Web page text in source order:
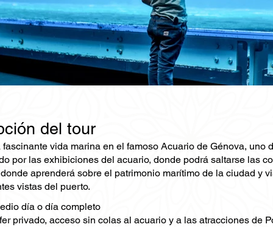
del tour
vida marina en el famoso Acuario de Génova,
por las exhibiciones del acuario, donde podrá saltarse las
aprenderá sobre el patrimonio marítimo de la ciudad y
vistas del puerto.
día o día completo
privado, acceso sin colas al acuario y a las atracciones de